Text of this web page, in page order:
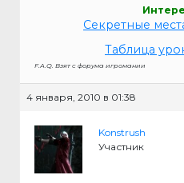
Секретные
Таблица
F.A.Q. Взят с форума игромании
4 января, 2010 в 01:38
Konstrush
Участник